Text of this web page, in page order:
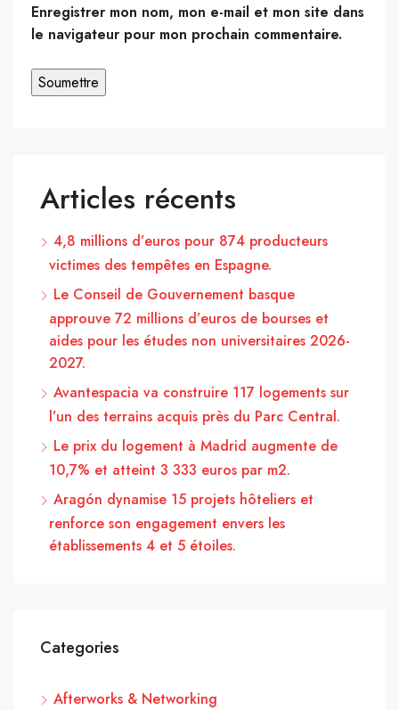
Enregistrer mon nom, mon e-mail et mon site dans
le navigateur pour mon prochain commentaire.
Articles récents
4,8 millions d’euros pour 874 producteurs
victimes des tempêtes en Espagne.
Le Conseil de Gouvernement basque
approuve 72 millions d’euros de bourses et
aides pour les études non universitaires 2026-
2027.
Avantespacia va construire 117 logements sur
l’un des terrains acquis près du Parc Central.
Le prix du logement à Madrid augmente de
10,7% et atteint 3 333 euros par m2.
Aragón dynamise 15 projets hôteliers et
renforce son engagement envers les
établissements 4 et 5 étoiles.
Categories
Afterworks & Networking